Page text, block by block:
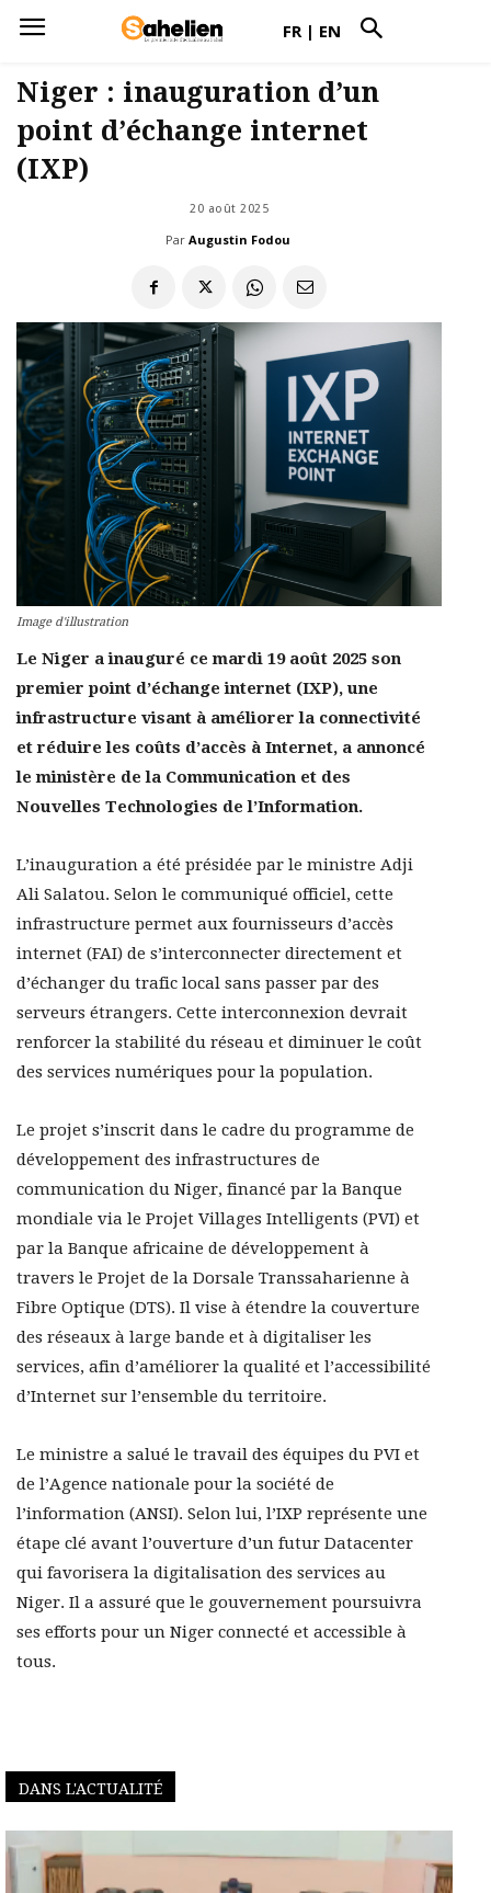
FR | EN
Niger : inauguration d’un
point d’échange internet
(IXP)
20 août 2025
Par Augustin Fodou
Image d'illustration
Le Niger a inauguré ce mardi 19 août 2025 son
premier point d’échange internet (IXP), une
infrastructure visant à améliorer la connectivité
et réduire les coûts d’accès à Internet, a annoncé
le ministère de la Communication et des
Nouvelles Technologies de l’Information.
L’inauguration a été présidée par le ministre Adji
Ali Salatou. Selon le communiqué officiel, cette
infrastructure permet aux fournisseurs d’accès
internet (FAI) de s’interconnecter directement et
d’échanger du trafic local sans passer par des
serveurs étrangers. Cette interconnexion devrait
renforcer la stabilité du réseau et diminuer le coût
des services numériques pour la population.
Le projet s’inscrit dans le cadre du programme de
développement des infrastructures de
communication du Niger, financé par la Banque
mondiale via le Projet Villages Intelligents (PVI) et
par la Banque africaine de développement à
travers le Projet de la Dorsale Transsaharienne à
Fibre Optique (DTS). Il vise à étendre la couverture
des réseaux à large bande et à digitaliser les
services, afin d’améliorer la qualité et l’accessibilité
d’Internet sur l’ensemble du territoire.
Le ministre a salué le travail des équipes du PVI et
de l’Agence nationale pour la société de
l’information (ANSI). Selon lui, l’IXP représente une
étape clé avant l’ouverture d’un futur Datacenter
qui favorisera la digitalisation des services au
Niger. Il a assuré que le gouvernement poursuivra
ses efforts pour un Niger connecté et accessible à
tous.
DANS L'ACTUALITÉ